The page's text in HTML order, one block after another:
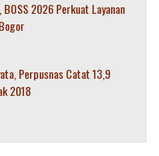
BOSS 2026 Perkuat Layanan
Perpusnas Catat 13,9
2018